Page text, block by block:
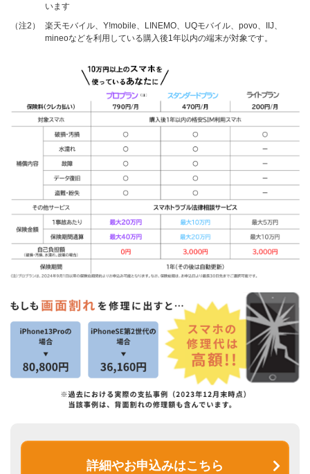
います
（注2）
楽天モバイル、Y!mobile、LINEMO、UQモバイル、povo、IIJ、
mineoなどを利用している購入後1年以内の端末が対象です。
詳細やお申込みはこちら